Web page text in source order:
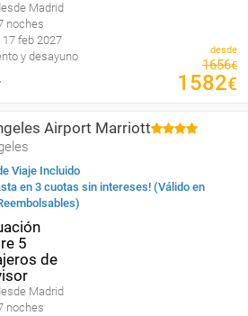
Madrid
noches
feb 2027
y desayuno
desde
1656€
1582€
Airport Marriott
Viaje Incluido
en 3 cuotas sin intereses! (Válido en
Madrid
noches